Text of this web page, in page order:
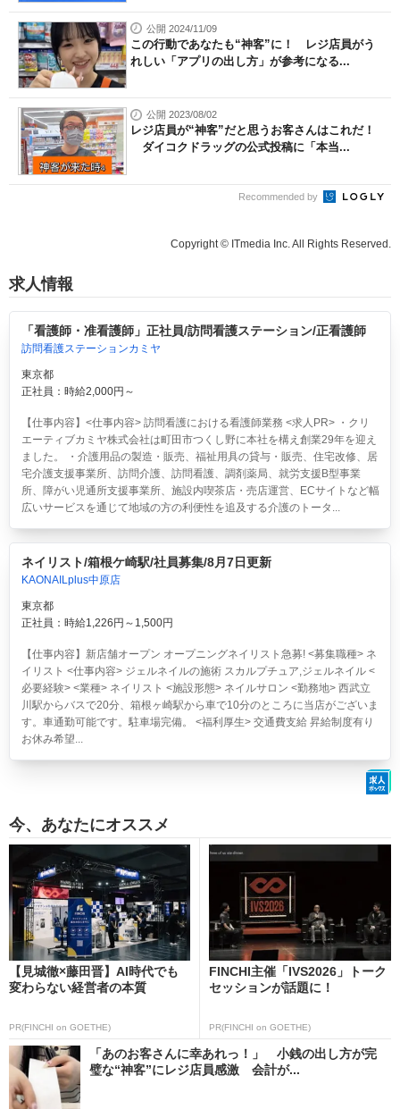
公開 2024/11/09
この行動であなたも“神客”に！ レジ店員がう
れしい「アプリの出し方」が参考になる...
公開 2023/08/02
レジ店員が“神客”だと思うお客さんはこれだ！
ダイコクドラッグの公式投稿に「本当...
Recommended by
Copyright © ITmedia Inc. All Rights Reserved.
求人情報
「看護師・准看護師」正社員/訪問看護ステーション/正看護師
訪問看護ステーションカミヤ
東京都
正社員：時給2,000円～
【仕事内容】<仕事内容> 訪問看護における看護師業務 <求人PR> ・クリ
エーティブカミヤ株式会社は町田市つくし野に本社を構え創業29年を迎え
ました。 ・介護用品の製造・販売、福祉用具の貸与・販売、住宅改修、居
宅介護支援事業所、訪問介護、訪問看護、調剤薬局、就労支援B型事業
所、障がい児通所支援事業所、施設内喫茶店・売店運営、ECサイトなど幅
広いサービスを通じて地域の方の利便性を追及する介護のトータ...
ネイリスト/箱根ケ崎駅/社員募集/8月7日更新
KAONAILplus中原店
東京都
正社員：時給1,226円～1,500円
【仕事内容】新店舗オープン オープニングネイリスト急募! <募集職種> ネ
イリスト <仕事内容> ジェルネイルの施術 スカルプチュア,ジェルネイル <
必要経験> <業種> ネイリスト <施設形態> ネイルサロン <勤務地> 西武立
川駅からバスで20分、箱根ヶ崎駅から車で10分のところに当店がございま
す。車通勤可能です。駐車場完備。 <福利厚生> 交通費支給 昇給制度有り
お休み希望...
今、あなたにオススメ
【見城徹×藤田晋】AI時代でも
変わらない経営者の本質
PR(FINCHI on GOETHE)
FINCHI主催「IVS2026」トーク
セッションが話題に！
PR(FINCHI on GOETHE)
「あのお客さんに幸あれっ！」 小銭の出し方が完
璧な“神客”にレジ店員感激 会計が...